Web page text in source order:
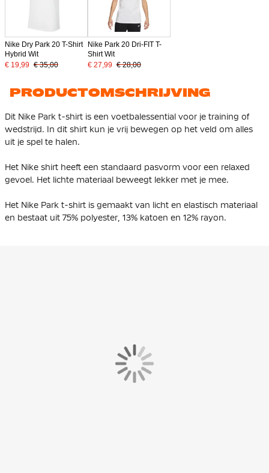
Nike Dry Park 20 T-Shirt
Hybrid Wit
€ 19,99 € 35,00
Nike Park 20 Dri-FIT T-
Shirt Wit
€ 27,99 € 28,00
PRODUCTOMSCHRIJVING
Dit Nike Park t-shirt is een voetbalessential voor je training of
wedstrijd. In dit shirt kun je vrij bewegen op het veld om alles
uit je spel te halen.
Het Nike shirt heeft een standaard pasvorm voor een relaxed
gevoel. Het lichte materiaal beweegt lekker met je mee.
Het Nike Park t-shirt is gemaakt van licht en elastisch materiaal
en bestaat uit 75% polyester, 13% katoen en 12% rayon.